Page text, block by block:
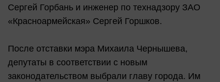
Сергей Горбань и инженер по технадзору ЗАО
«Красноармейская» Сергей Горшков.
После отставки мэра Михаила Чернышева,
депутаты в соответствии с новым
законодательством выбрали главу города. Им